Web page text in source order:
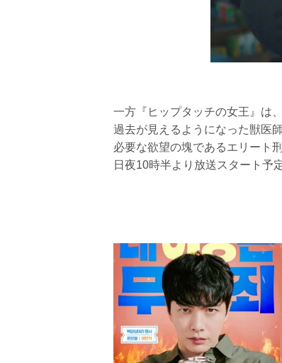
一方『ヒップタッチの女王』は
過去が見えるようになった獣医
必要な欲望の塊であるエリート
日夜10時半より放送スタート予定